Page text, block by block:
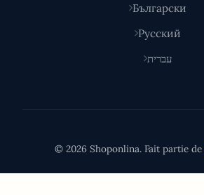
Български
Русский
עברית
© 2026 Shoponlina. Fait partie de